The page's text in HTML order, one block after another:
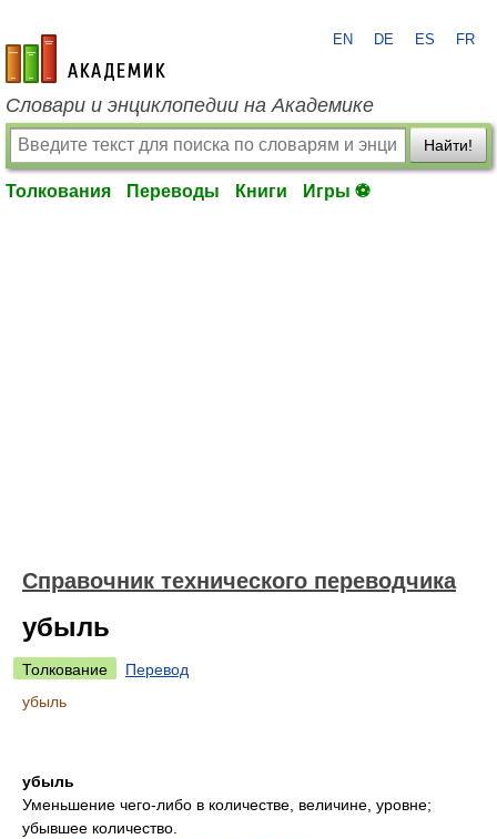
academic.ru
EN DE ES FR
Словари и энциклопедии на Академике
Найти!
Толкования Переводы Книги Игры ⚽
Справочник технического переводчика
убыль
Толкование
Перевод
убыль
убыль
Уменьшение чего-либо в количестве, величине, уровне;
убывшее количество.